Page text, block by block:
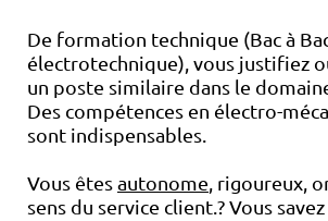
De formation technique (Bac à
électrotechnique), vous justifiez
un poste similaire dans le
Des compétences en électro-
sont indispensables.
Vous êtesautonome , rigoureux,
sens du service client.? Vous